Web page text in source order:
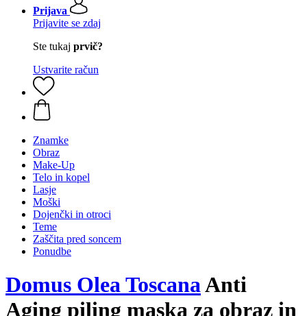
Prijava
Prijavite se zdaj
Ste tukaj prvič?
Ustvarite račun
Znamke
Obraz
Make-Up
Telo in kopel
Lasje
Moški
Dojenčki in otroci
Teme
Zaščita pred soncem
Ponudbe
Domus Olea ToscanaAnti
Aging piling maska za obraz in